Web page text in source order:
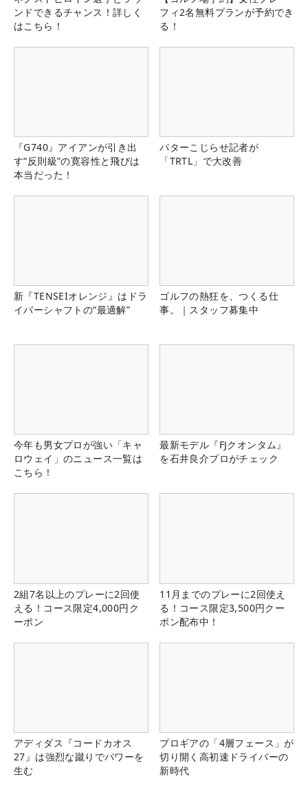
ンドできるチャンス！詳しく
はこちら！
フィ2名無料プランが予約でき
る！
『G740』アイアンが引き出
す“反則級”の寛容性と飛びは
本当だった！
パターこじらせ記者が
「TRTL」で大改善
新『TENSEIオレンジ』はドラ
イバーシャフトの“最適解”
ゴルフの熱狂を、つくる仕
事。｜スタッフ募集中
今年も男女プロが強い「キャ
ロウェイ」のニュース一覧は
こちら！
最新モデル『FJクオンタム』
を石井良介プロがチェック
2組7名以上のプレーに2回使
える！コース限定4,000円ク
ーポン
11月までのプレーに2回使え
る！コース限定3,500円クー
ポン配布中！
アディダス『コードカオス
27』は強烈な蹴りでパワーを
生む
プロギアの「4層フェース」が
切り開く高初速ドライバーの
新時代